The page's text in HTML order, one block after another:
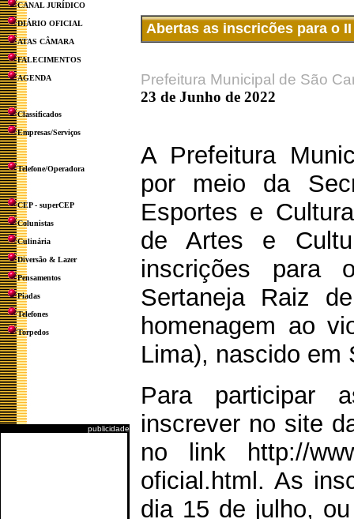
CANAL JURÍDICO
DIÁRIO OFICIAL
ATAS CÂMARA
FALECIMENTOS
AGENDA
Classificados
Empresas/Serviços
Telefone/Operadora
CEP - superCEP
Colunistas
Culinária
Diversão & Lazer
Pensamentos
Piadas
Telefones
Torpedos
publicidade
Abertas as inscricões para o
Prefeitura Municipal de São
23 de Junho de 2022
A Prefeitura
por meio da
Esportes e
de Artes e
inscrições para
Sertaneja Raiz
homenagem ao
Lima), nascido em
Para participar
inscrever no site
no link http://
oficial.html. As
dia 15 de julho,